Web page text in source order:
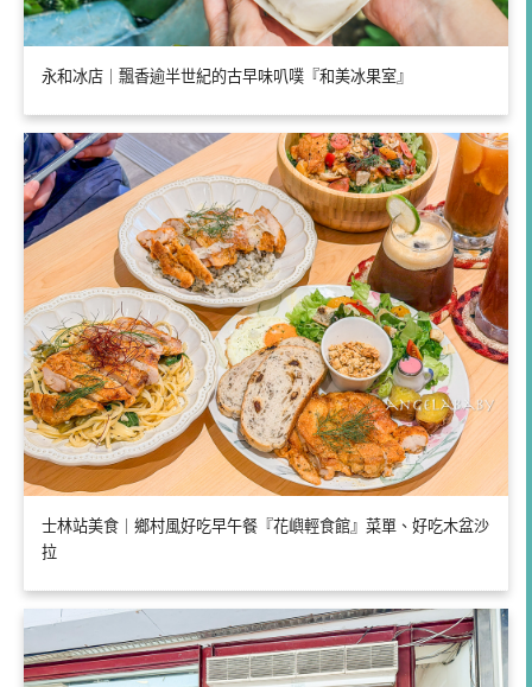
永和冰店｜飄香逾半世紀的古早味叭噗『和美冰果室』
士林站美食｜鄉村風好吃早午餐『花嶼輕食館』菜單、好吃木盆沙
拉